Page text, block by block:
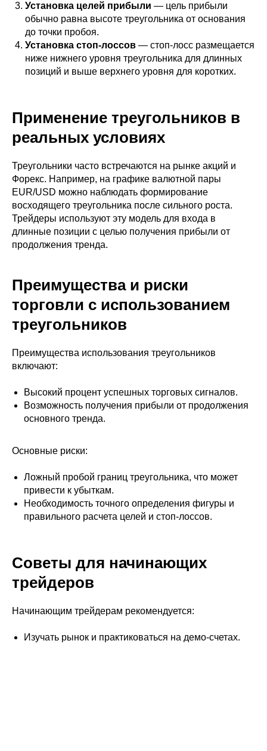
Установка целей прибыли — цель прибыли
обычно равна высоте треугольника от основания
до точки пробоя.
Установка стоп-лоссов — стоп-лосс размещается
ниже нижнего уровня треугольника для длинных
позиций и выше верхнего уровня для коротких.
Применение треугольников в
реальных условиях
Треугольники часто встречаются на рынке акций и
Форекс. Например, на графике валютной пары
EUR/USD можно наблюдать формирование
восходящего треугольника после сильного роста.
Трейдеры используют эту модель для входа в
длинные позиции с целью получения прибыли от
продолжения тренда.
Преимущества и риски
торговли с использованием
треугольников
Преимущества использования треугольников
включают:
Высокий процент успешных торговых сигналов.
Возможность получения прибыли от продолжения
основного тренда.
Основные риски:
Ложный пробой границ треугольника, что может
привести к убыткам.
Необходимость точного определения фигуры и
правильного расчета целей и стоп-лоссов.
Советы для начинающих
трейдеров
Начинающим трейдерам рекомендуется:
Изучать рынок и практиковаться на демо-счетах.